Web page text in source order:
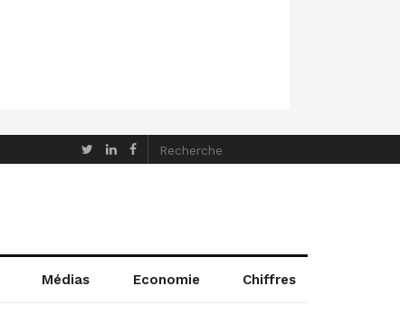
Médias Economie Chiffres